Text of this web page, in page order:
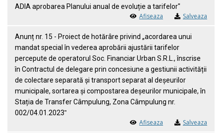
ADIA aprobarea Planului anual de evoluție a tarifelor"
Afiseaza Salveaza
Anunț nr. 15 - Proiect de hotărâre privind „acordarea unui
mandat special în vederea aprobării ajustării tarifelor
percepute de operatorul Soc. Financiar Urban S.R.L., înscrise
în Contractul de delegare prin concesiune a gestiunii activității
de colectare separată și transport separat al deșeurilor
municipale, sortarea și compostarea deșeurilor municipale, în
Stația de Transfer Câmpulung, Zona Câmpulung nr.
002/04.01.2023‟
Afiseaza Salveaza